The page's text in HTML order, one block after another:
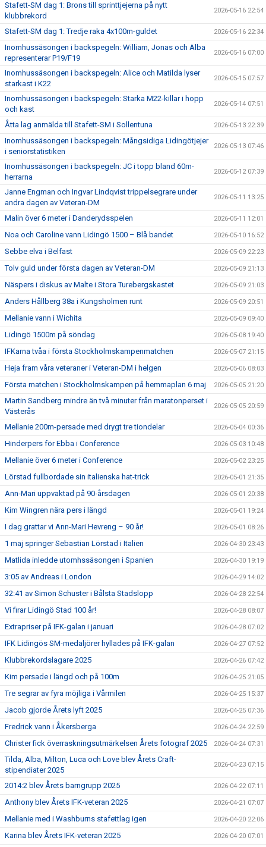
Stafett-SM dag 1: Brons till sprinttjejerna på nytt
klubbrekord
2026-05-16 22:54
Stafett-SM dag 1: Tredje raka 4x100m-guldet 2026-05-16 22:34
Inomhussäsongen i backspegeln: William, Jonas och Alba
representerar P19/F19
2026-05-16 07:00
Inomhussäsongen i backspegeln: Alice och Matilda lyser
starkast i K22
2026-05-15 07:57
Inomhussäsongen i backspegeln: Starka M22-killar i hopp
och kast
2026-05-14 07:51
Åtta lag anmälda till Stafett-SM i Sollentuna 2026-05-13 22:39
Inomhussäsongen i backspegeln: Mångsidiga Lidingötjejer
i seniorstatistiken
2026-05-13 07:46
Inomhussäsongen i backspegeln: JC i topp bland 60m-
herrarna
2026-05-12 07:39
Janne Engman och Ingvar Lindqvist trippelsegrare under
andra dagen av Veteran-DM
2026-05-11 13:25
Malin över 6 meter i Danderydsspelen 2026-05-11 12:01
Noa och Caroline vann Lidingö 1500 – Blå bandet 2026-05-10 16:52
Sebbe elva i Belfast 2026-05-09 22:23
Tolv guld under första dagen av Veteran-DM 2026-05-09 21:13
Näspers i diskus av Malte i Stora Turebergskastet 2026-05-09 21:03
Anders Hållberg 38a i Kungsholmen runt 2026-05-09 20:51
Mellanie vann i Wichita 2026-05-09 09:40
Lidingö 1500m på söndag 2026-05-08 19:40
IFKarna tvåa i första Stockholmskampenmatchen 2026-05-07 21:15
Heja fram våra veteraner i Veteran-DM i helgen 2026-05-06 08:03
Första matchen i Stockholmskampen på hemmaplan 6 maj 2026-05-05 21:20
Martin Sandberg mindre än två minuter från maratonperset i
Västerås
2026-05-05 20:59
Mellanie 200m-persade med drygt tre tiondelar 2026-05-04 00:36
Hinderpers för Ebba i Conference 2026-05-03 10:48
Mellanie över 6 meter i Conference 2026-05-02 23:25
Lörstad fullbordade sin italienska hat-trick 2026-05-01 21:35
Ann-Mari uppvaktad på 90-årsdagen 2026-05-01 20:38
Kim Wingren nära pers i längd 2026-05-01 19:24
I dag grattar vi Ann-Mari Hevreng – 90 år! 2026-05-01 08:26
1 maj springer Sebastian Lörstad i Italien 2026-04-30 23:43
Matlida inledde utomhssäsongen i Spanien 2026-04-30 19:19
3:05 av Andreas i London 2026-04-29 14:02
32:41 av Simon Schuster i Bålsta Stadslopp 2026-04-28 22:54
Vi firar Lidingö Stad 100 år! 2026-04-28 08:07
Extrapriser på IFK-galan i januari 2026-04-28 07:02
IFK Lidingös SM-medaljörer hyllades på IFK-galan 2026-04-27 07:52
Klubbrekordslagare 2025 2026-04-26 07:42
Kim persade i längd och på 100m 2026-04-25 21:05
Tre segrar av fyra möjliga i Vårmilen 2026-04-25 15:37
Jacob gjorde Årets lyft 2025 2026-04-25 07:36
Fredrick vann i Åkersberga 2026-04-24 22:59
Christer fick överraskningsutmärkelsen Årets fotograf 2025 2026-04-24 07:31
Tilda, Alba, Milton, Luca och Love blev Årets Craft-
stipendiater 2025
2026-04-23 07:15
2014:2 blev Årets barngrupp 2025 2026-04-22 07:11
Anthony blev Årets IFK-veteran 2025 2026-04-21 07:07
Mellanie med i Washburns stafettlag igen 2026-04-20 22:06
Karina blev Årets IFK-veteran 2025 2026-04-20 07:01